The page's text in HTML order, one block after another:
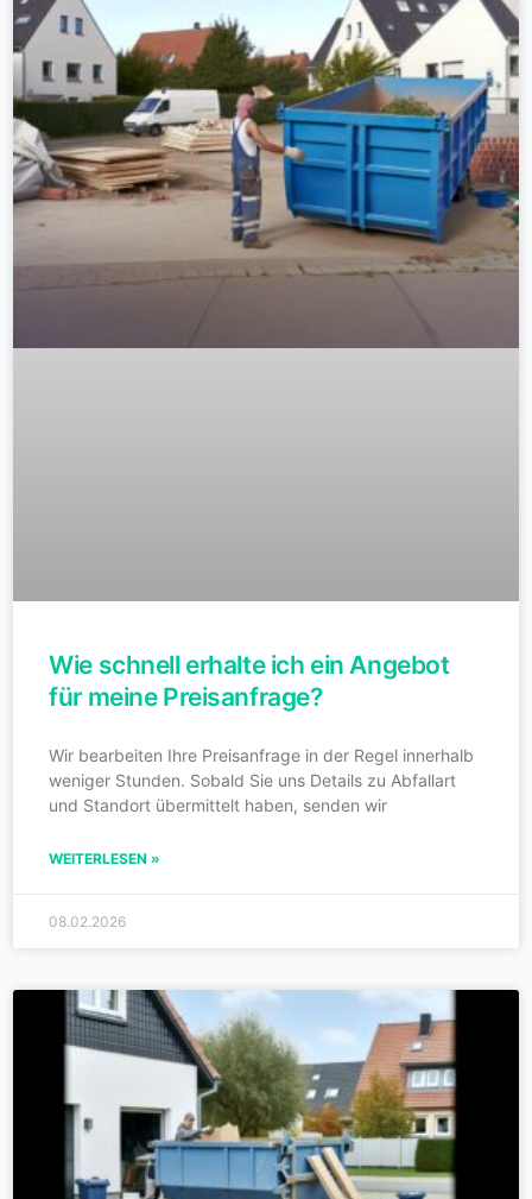
Wie schnell erhalte ich ein Angebot
für meine Preisanfrage?
Wir bearbeiten Ihre Preisanfrage in der Regel innerhalb
weniger Stunden. Sobald Sie uns Details zu Abfallart
und Standort übermittelt haben, senden wir
WEITERLESEN »
08.02.2026